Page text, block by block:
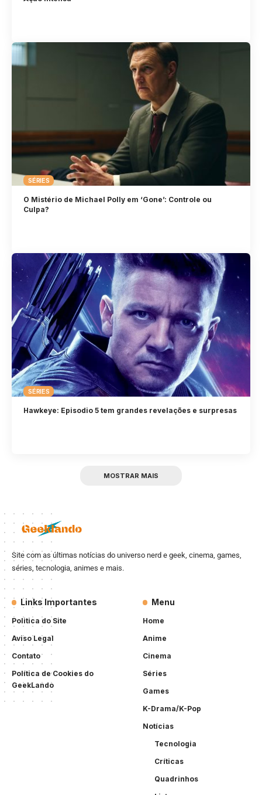
SÉRIES
O Mistério de Michael Polly em ‘Gone’: Controle ou
Culpa?
SÉRIES
Hawkeye: Episodio 5 tem grandes revelações e surpresas
MOSTRAR MAIS
Site com as últimas notícias do universo nerd e geek, cinema, games,
séries, tecnologia, animes e mais.
Links Importantes
Politica do Site
Aviso Legal
Contato
Política de Cookies do
GeekLando
Menu
Home
Anime
Cinema
Séries
Games
K-Drama/K-Pop
Notícias
Tecnologia
Críticas
Quadrinhos